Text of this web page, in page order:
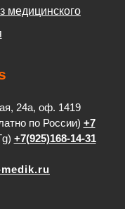
медицинского
24а, оф. 1419
по России) +7
+7(925)168-14-31